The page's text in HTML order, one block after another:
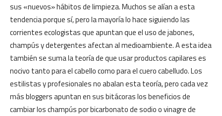
sus «nuevos» hábitos de limpieza. Muchos se alían a esta
tendencia porque sí, pero la mayoría lo hace siguiendo las
corrientes ecologistas que apuntan que el uso de jabones,
champús y detergentes afectan al medioambiente. A esta idea
también se suma la teoría de que usar productos capilares es
nocivo tanto para el cabello como para el cuero cabelludo. Los
estilistas y profesionales no abalan esta teoría, pero cada vez
más bloggers apuntan en sus bitácoras los beneficios de
cambiar los champús por bicarbonato de sodio o vinagre de